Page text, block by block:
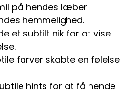
på hendes læber
hemmelighed.
et subtilt nik for at vise
farver skabte en følelse
hints for at få hende